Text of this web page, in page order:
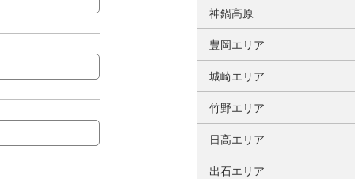
神鍋高原
豊岡エリア
城崎エリア
竹野エリア
日高エリア
出石エリア